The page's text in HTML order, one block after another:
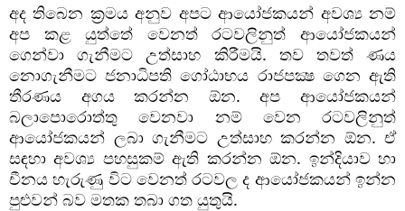
අද තිබෙන ක්‍රමය අනුව අපට ආයෝජකයන් අවශ්‍ය නම්
අප කළ යුත්තේ වෙනත් රටවලිනුත් ආයෝජකයන්
ගෙන්වා ගැනීමට උත්සාහ කිරීමයි. තව තවත් ණය
නොගැනීමට ජනාධිපති ගෝඨාභය රාජපක්‍ෂ ගෙන ඇති
තීරණය අගය කරන්න ඕන. අප ආයෝජකයන්
බලාපොරොත්තු වෙනවා නම් වෙන රටවලිනුත්
ආයෝජකයන් ලබා ගැනීමට උත්සාහ කරන්න ඕන. ඒ
සඳහා අවශ්‍ය පහසුකම් ඇති කරන්න ඕන. ඉන්දියාව හා
චීනය හැරුණු විට වෙනත් රටවල ද ආයෝජකයන් ඉන්න
පුළුවන් බව මතක තබා ගත යුතුයි.